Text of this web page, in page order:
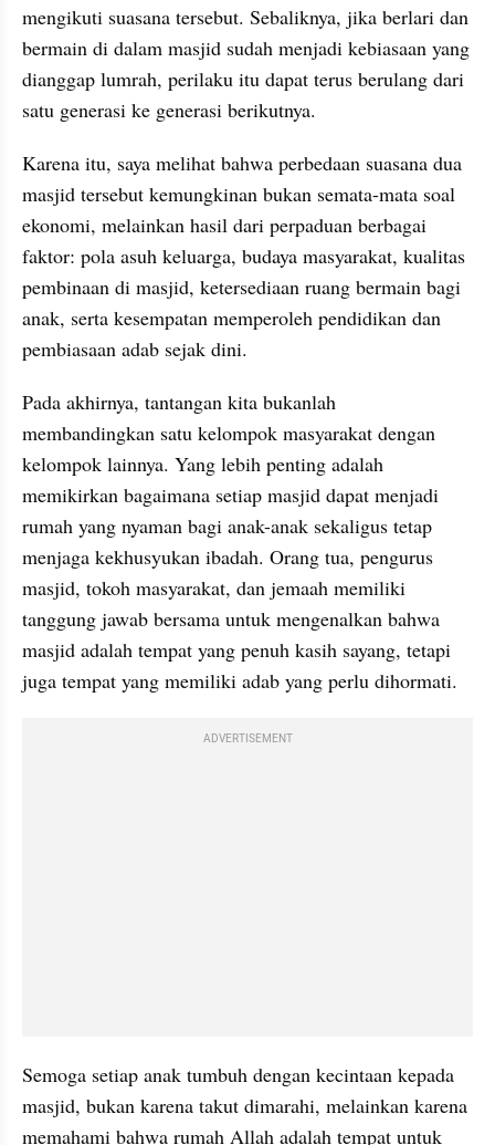
mengikuti suasana tersebut. Sebaliknya, jika berlari dan
bermain di dalam masjid sudah menjadi kebiasaan yang
dianggap lumrah, perilaku itu dapat terus berulang dari
satu generasi ke generasi berikutnya.
Karena itu, saya melihat bahwa perbedaan suasana dua
masjid tersebut kemungkinan bukan semata-mata soal
ekonomi, melainkan hasil dari perpaduan berbagai
faktor: pola asuh keluarga, budaya masyarakat, kualitas
pembinaan di masjid, ketersediaan ruang bermain bagi
anak, serta kesempatan memperoleh pendidikan dan
pembiasaan adab sejak dini.
Pada akhirnya, tantangan kita bukanlah
membandingkan satu kelompok masyarakat dengan
kelompok lainnya. Yang lebih penting adalah
memikirkan bagaimana setiap masjid dapat menjadi
rumah yang nyaman bagi anak-anak sekaligus tetap
menjaga kekhusyukan ibadah. Orang tua, pengurus
masjid, tokoh masyarakat, dan jemaah memiliki
tanggung jawab bersama untuk mengenalkan bahwa
masjid adalah tempat yang penuh kasih sayang, tetapi
juga tempat yang memiliki adab yang perlu dihormati.
ADVERTISEMENT
Semoga setiap anak tumbuh dengan kecintaan kepada
masjid, bukan karena takut dimarahi, melainkan karena
memahami bahwa rumah Allah adalah tempat untuk